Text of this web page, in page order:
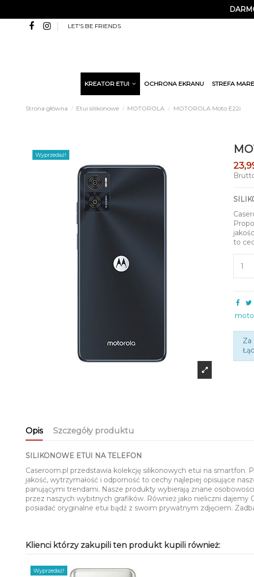
LET'S BE FRIENDS
KREATOR ETUI OCHRONA EKRANU STREFA
Strona główna Etui silikonowe MOTOROLA MOTOROLA Moto E22i
Wyprzedaż!
to
moto
Za
Opis Szczegóły produktu
SILIKONOWE ETUI NA TELEFON
Caseroom.pl przedstawia kolekcję silikonowych etui na
jakość, wytrzymałość i odporność to cechy najlepiej opisujące
panującymi trendami. Nasze produkty wybierają znane
przez naszych wybitnych grafików. Również jako nieliczni dajemy
posiadać oryginalne etui bądź z swoim prywatnym zdjęciem.
Klienci którzy zakupili ten produkt kupili również:
Wyprzedaż!